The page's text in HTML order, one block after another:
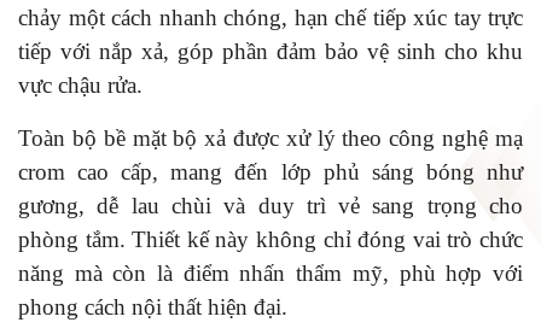
chảy một cách nhanh chóng, hạn chế tiếp xúc tay trực
tiếp với nắp xả, góp phần đảm bảo vệ sinh cho khu
vực chậu rửa.
Toàn bộ bề mặt bộ xả được xử lý theo công nghệ mạ
crom cao cấp, mang đến lớp phủ sáng bóng như
gương, dễ lau chùi và duy trì vẻ sang trọng cho
phòng tắm. Thiết kế này không chỉ đóng vai trò chức
năng mà còn là điểm nhấn thẩm mỹ, phù hợp với
phong cách nội thất hiện đại.